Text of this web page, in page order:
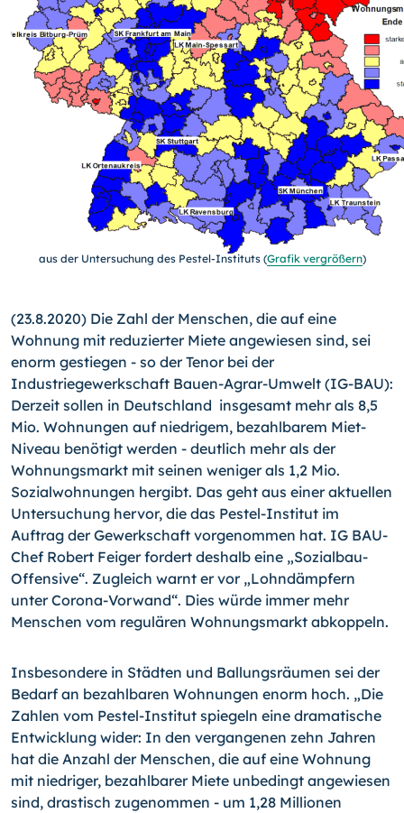
aus der Untersuchung des Pestel-Instituts (Grafik vergrößern)
(23.8.2020) Die Zahl der Menschen, die auf eine
Wohnung mit reduzierter Miete angewiesen sind, sei
enorm gestiegen - so der Tenor bei der
Industriegewerkschaft Bauen-Agrar-Umwelt (IG-BAU):
Derzeit sollen in Deutschland insgesamt mehr als 8,5
Mio. Wohnungen auf niedrigem, bezahlbarem Miet-
Niveau benötigt wer­den - deutlich mehr als der
Wohnungsmarkt mit seinen weniger als 1,2 Mio.
Sozialwohnungen hergibt. Das geht aus einer aktuellen
Untersuchung hervor, die das Pestel-Institut im
Auftrag der Gewerkschaft vorgenommen hat. IG BAU-
Chef Robert Feiger fordert deshalb eine „So­zial­bau-
Offensive“. Zugleich warnt er vor „Lohndämpfern
unter Corona-Vorwand“. Dies würde immer mehr
Menschen vom regulären Wohnungsmarkt abkoppeln.
Insbesondere in Städten und Ballungsräumen sei der
Bedarf an bezahlbaren Wohnungen enorm hoch. „Die
Zahlen vom Pestel-Institut spiegeln eine dramatische
Entwicklung wider: In den vergangenen zehn Jahren
hat die Anzahl der Menschen, die auf eine Wohnung
mit niedriger, bezahlbarer Miete unbedingt angewiesen
sind, drastisch zugenommen - um 1,28 Millionen